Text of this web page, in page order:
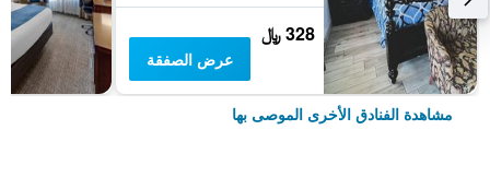
328 ﷼
عرض الصفقة
مشاهدة الفنادق الأخرى الموصى بها